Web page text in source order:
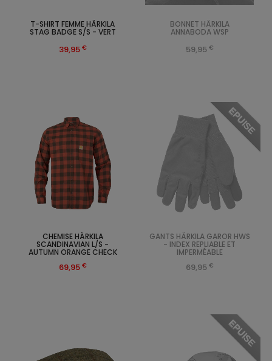
CHEMISE HÄRKILA
SCANDINAVIAN L/S -
AUTUMN ORANGE CHECK
69,95 €
T-SHIRT FEMME HÄRKILA
STAG BADGE S/S - VERT
39,95 €
BONNET HÄRKILA
ANNABODA WSP
59,95 €
EPUISE
GANTS HÄRKILA GAROR HWS
- INDEX REPLIABLE ET
IMPERMÉABLE
69,95 €
EPUISE